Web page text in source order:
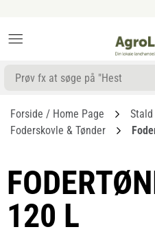
Forside / Home Page Stald
Foderskovle & Tønder
120 L